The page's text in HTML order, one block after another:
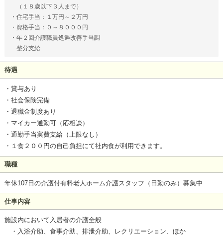
（１８歳以下３人まで）
・住宅手当：１万円～２万円
・資格手当：０～８０００円
・年２回介護職員処遇改善手当調
整分支給
待遇
・賞与あり
・社会保険完備
・退職金制度あり
・マイカー通勤可（応相談）
・通勤手当実費支給（上限なし）
・１食２００円の自己負担にて社内食が利用できます。
職種
年休107日の介護付有料老人ホーム介護スタッフ（日勤のみ）募集中
仕事内容
施設内において入居者の介護全般
・入浴介助、食事介助、排泄介助、レクリエーション、ほか